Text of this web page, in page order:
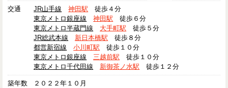
交通 JR山手線 神田駅 徒歩４分
東京メトロ銀座線
神田駅 徒歩６分
東京メトロ半蔵門線
大手町駅 徒歩５分
JR総武本線
新日本橋駅 徒歩８分
都営新宿線
小川町駅 徒歩１０分
東京メトロ銀座線
三越前駅 徒歩１０分
東京メトロ千代田線
新御茶ノ水駅 徒歩１２分
築年数 ２０２２年１０月